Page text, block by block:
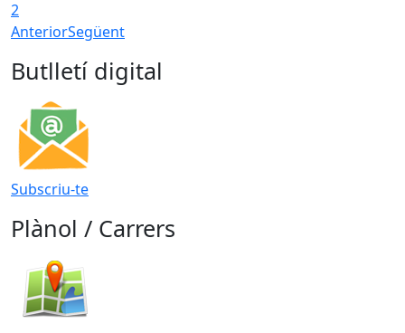
2
AnteriorSegüent
Butlletí digital
Subscriu-te
Plànol / Carrers